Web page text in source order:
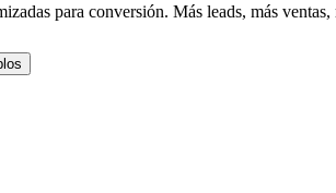
para conversión. Más leads, más